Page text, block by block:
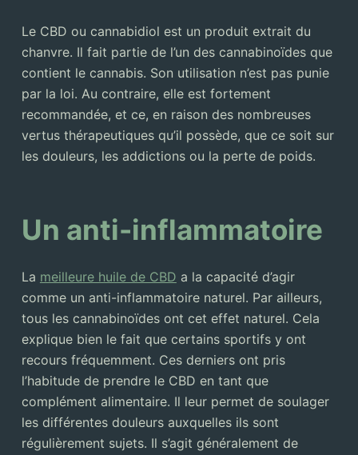
e
n
u
Le CBD ou cannabidiol est un produit extrait du
chanvre. Il fait partie de l’un des cannabinoïdes que
contient le cannabis. Son utilisation n’est pas punie
par la loi. Au contraire, elle est fortement
recommandée, et ce, en raison des nombreuses
vertus thérapeutiques qu’il possède, que ce soit sur
les douleurs, les addictions ou la perte de poids.
Un anti-inflammatoire
La meilleure huile de CBD a la capacité d’agir
comme un anti-inflammatoire naturel. Par ailleurs,
tous les cannabinoïdes ont cet effet naturel. Cela
explique bien le fait que certains sportifs y ont
recours fréquemment. Ces derniers ont pris
l’habitude de prendre le CBD en tant que
complément alimentaire. Il leur permet de soulager
les différentes douleurs auxquelles ils sont
régulièrement sujets. Il s’agit généralement de